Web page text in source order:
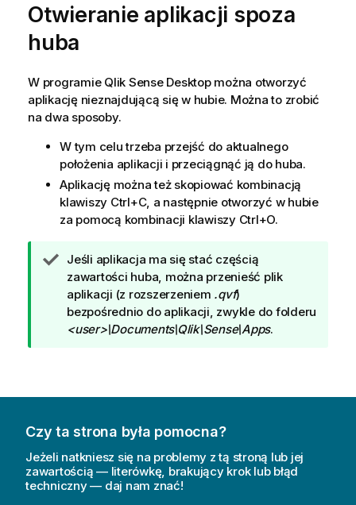
Otwieranie aplikacji spoza
huba
W programie Qlik Sense Desktopmożna otworzyć
aplikację nieznajdującą się w hubie. Można to zrobić
na dwa sposoby.
W tym celu trzeba przejść do aktualnego
położenia aplikacji i przeciągnąć ją do huba.
Aplikację można też skopiować kombinacją
klawiszy Ctrl+C, a następnie otworzyć w hubie
za pomocą kombinacji klawiszy Ctrl+O.
W
s
k
a
z
a
Jeśli aplikacja ma się stać częścią
zawartości huba, można przenieść plik
aplikacji (z rozszerzeniem .qvf)
bezpośrednio do aplikacji, zwykle do folderu
<user>\Documents\Qlik\Sense\Apps.
Czy ta strona była pomocna?
Jeżeli natkniesz się na problemy z tą stroną lub jej
zawartością — literówkę, brakujący krok lub błąd
techniczny — daj nam znać!